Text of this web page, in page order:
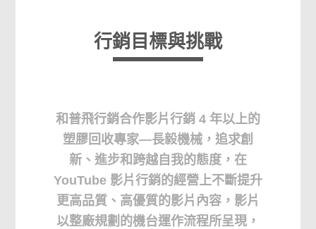
行銷目標與挑戰
和普飛行銷合作影片行銷 4 年以上的
塑膠回收專家—長毅機械，追求創
新、進步和跨越自我的態度，在
YouTube 影片行銷的經營上不斷提升
更高品質、高優質的影片內容，影片
以整廠規劃的機台運作流程所呈現，